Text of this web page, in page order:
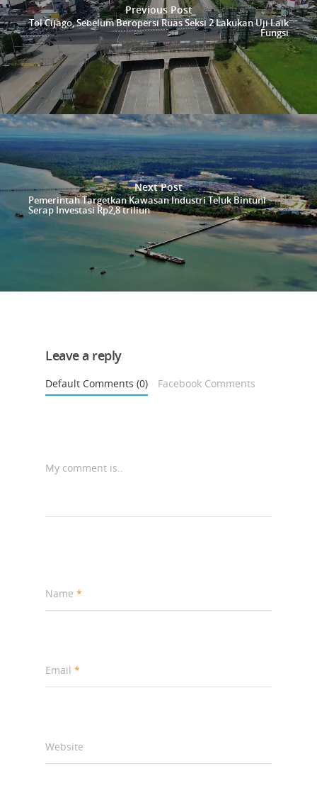
Previous Post
Tol Cijago, Sebelum Beropersi Ruas Seksi 2 Lakukan Uji Laik
Fungsi
Next Post
Pemerintah Targetkan Kawasan Industri Teluk Bintuni
Serap Investasi Rp2,8 triliun
Leave a reply
Default Comments (0) Facebook Comments
My comment is..
Name *
Email *
Website